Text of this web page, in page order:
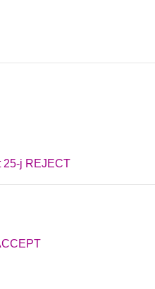
25-j REJECT